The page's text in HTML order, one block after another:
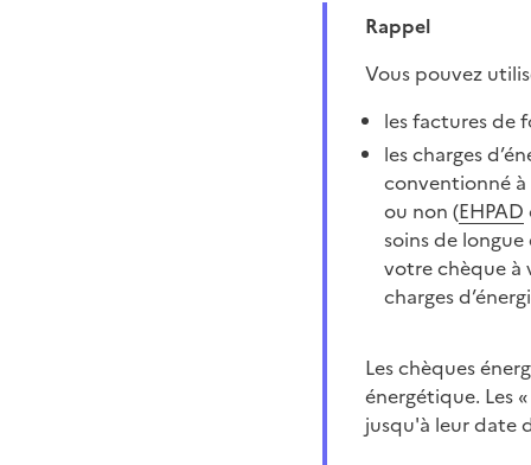
Rappel
Vous pouvez
les factures de
les charges
conventionné à
ou non (EHPAD
soins de
votre chèque à
charges
Les chèques énergie ne peuvent plus être utilisés pour payer des travaux de rénovation
énergétique. Les
jusqu'à leur date